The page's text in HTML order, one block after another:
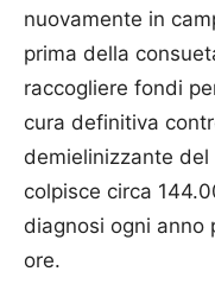
nuovamente in
prima della
raccogliere fondi
cura definitiva
demielinizzante
colpisce circa
diagnosi ogni anno
ore.